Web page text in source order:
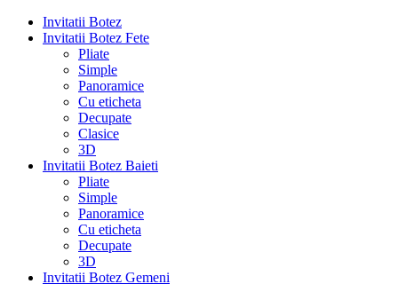
Invitatii Botez
Invitatii Botez Fete
Pliate
Simple
Panoramice
Cu eticheta
Decupate
Clasice
3D
Invitatii Botez Baieti
Pliate
Simple
Panoramice
Cu eticheta
Decupate
3D
Invitatii Botez Gemeni